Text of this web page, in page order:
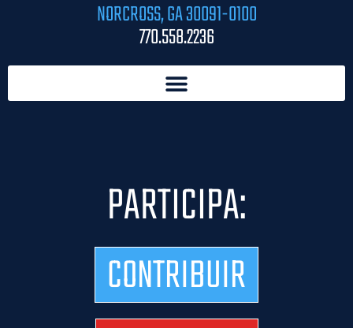
NORCROSS, GA 30091-0100
770.558.2236
PARTICIPA:
CONTRIBUIR